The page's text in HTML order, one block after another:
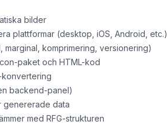
bilder
plattformar (desktop, iOS, Android, etc.)
marginal, komprimering, versionering)
paket och HTML-kod
konvertering
backend-panel)
genererade data
med RFG-strukturen